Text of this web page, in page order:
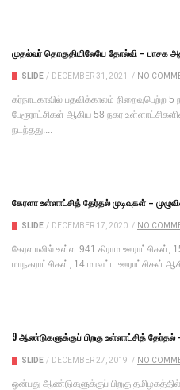
முதல்வர் தொகுதியிலேயே தோல்வி – பாசக
SLIDE / DECEMBER 31, 2021 / NO
கர்நாடகாவில் பதவிக்காலம் நிறைவுபெற்ற
பேரூராட்சிகள் ஆகிய 58 நகர
நடந்தது....
கேரளா உள்ளாட்சித் தேர்தல் முடிவுகள் –
SLIDE / DECEMBER 17, 2020 / NO
கேரளாவில் உள்ள 941 கிராம ஊராட்சிகள்,
மாநகராட்சிகள், 14 மாவட்ட ஊராட்சிகள்
9 ஆண்டுகளுக்குப் பிறகு உள்ளாட்சித் தேர்தல்
SLIDE / DECEMBER 27, 2019 / NO
ஒன்பது ஆண்டுகளுக்குப் பிறகு